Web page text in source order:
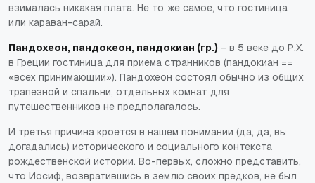
взималась никакая плата. Не то же самое, что гостиница
или караван-сарай.
Пандохеон, пандокеон, пандокиан (гр.) – в 5 веке до Р.Х.
в Греции гостиница для приема странников (пандокиан ==
«всех принимающий»). Пандохеон состоял обычно из общих
трапезной и спальни, отдельных комнат для
путешественников не предполагалось.
И третья причина кроется в нашем понимании (да, да, вы
догадались) исторического и социального контекста
рождественской истории. Во-первых, сложно представить,
что Иосиф, возвратившись в землю своих предков, не был